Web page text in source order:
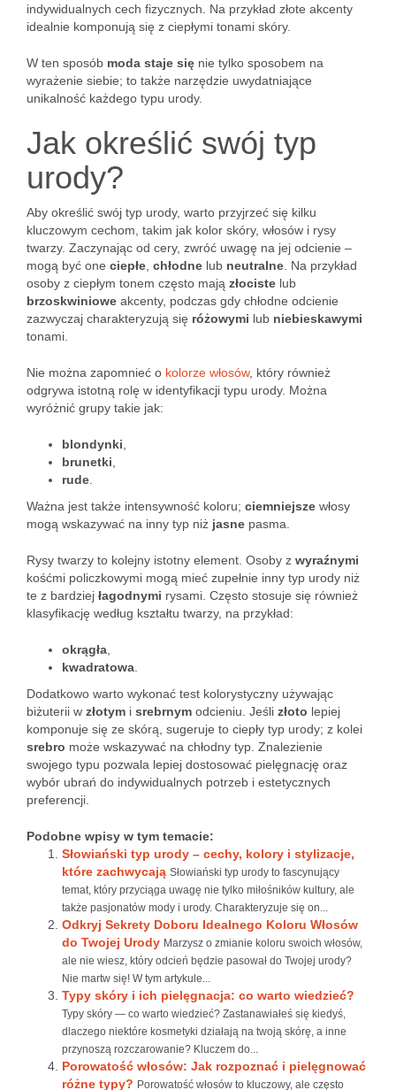
indywidualnych cech fizycznych. Na przykład złote akcenty
idealnie komponują się z ciepłymi tonami skóry.
W ten sposób moda staje się nie tylko sposobem na
wyrażenie siebie; to także narzędzie uwydatniające
unikalność każdego typu urody.
Jak określić swój typ
urody?
Aby określić swój typ urody, warto przyjrzeć się kilku
kluczowym cechom, takim jak kolor skóry, włosów i rysy
twarzy. Zaczynając od cery, zwróć uwagę na jej odcienie –
mogą być one ciepłe chłodne lub neutralne . Na przykład
osoby z ciepłym tonem często mają złociste lub
brzoskwiniowe akcenty, podczas gdy chłodne odcienie
zazwyczaj charakteryzują się różowymi lub niebieskawymi
tonami.
Nie można zapomnieć o kolorze włosów, który również
odgrywa istotną rolę w identyfikacji typu urody. Można
wyróżnić grupy takie jak:
blondynki
brunetki
rude
Ważna jest także intensywność koloru; ciemniejsze włosy
mogą wskazywać na inny typ niż jasne pasma.
Rysy twarzy to kolejny istotny element. Osoby z wyraźnymi
kośćmi policzkowymi mogą mieć zupełnie inny typ urody niż
te z bardziej łagodnymi rysami. Często stosuje się również
klasyfikację według kształtu twarzy, na przykład:
okrągła
kwadratowa
Dodatkowo warto wykonać test kolorystyczny używając
biżuterii w złotym i srebrnym odcieniu. Jeśli złoto lepiej
komponuje się ze skórą, sugeruje to ciepły typ urody; z kolei
srebro może wskazywać na chłodny typ. Znalezienie
swojego typu pozwala lepiej dostosować pielęgnację oraz
wybór ubrań do indywidualnych potrzeb i estetycznych
preferencji.
Podobne wpisy w tym temacie:
Słowiański typ urody – cechy, kolory i stylizacje,
które zachwycają Słowiański typ urody to fascynujący
temat, który przyciąga uwagę nie tylko miłośników kultury, ale
także pasjonatów mody i urody. Charakteryzuje się on...
Odkryj Sekrety Doboru Idealnego Koloru Włosów
do Twojej Urody Marzysz o zmianie koloru swoich włosów,
ale nie wiesz, który odcień będzie pasował do Twojej urody?
Nie martw się! W tym artykule...
Typy skóry i ich pielęgnacja: co warto wiedzieć?
Typy skóry — co warto wiedzieć? Zastanawiałeś się kiedyś,
dlaczego niektóre kosmetyki działają na twoją skórę, a inne
przynoszą rozczarowanie? Kluczem do...
Porowatość włosów: Jak rozpoznać i pielęgnować
różne typy? Porowatość włosów to kluczowy, ale często